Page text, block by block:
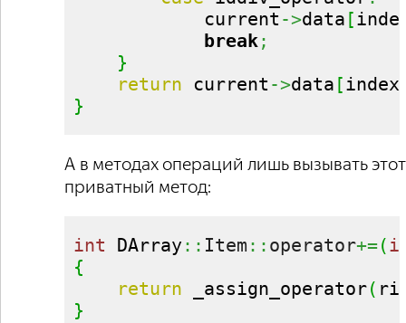
current ->data [
break;
}
return current ->data [index
}
А в методах операций лишь вызывать этот
приватный метод:
int DArray :: Item :: operator+=(
{
return _assign_operator(
}